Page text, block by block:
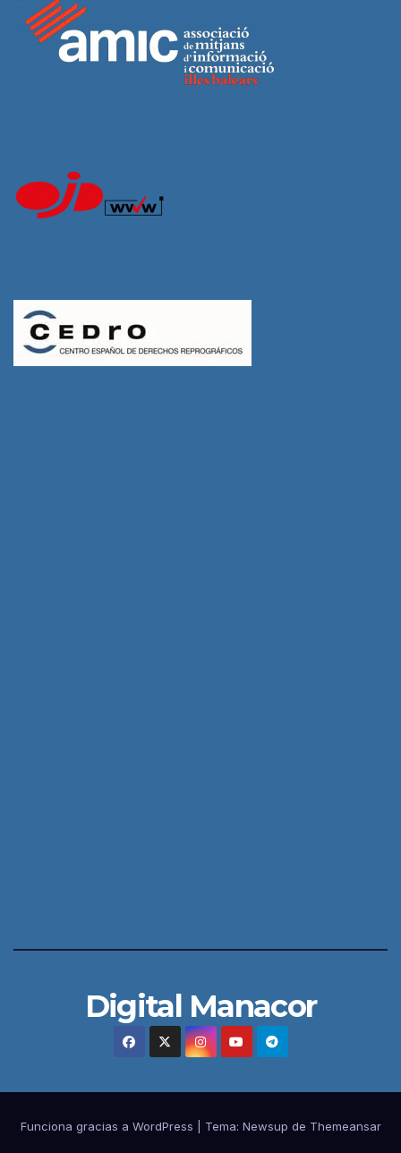
Digital Manacor
Funciona gracias a WordPress Tema: Newsup de Themeansar